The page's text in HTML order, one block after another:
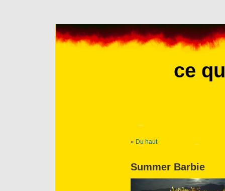
ce
« Du haut
Summer Barbie